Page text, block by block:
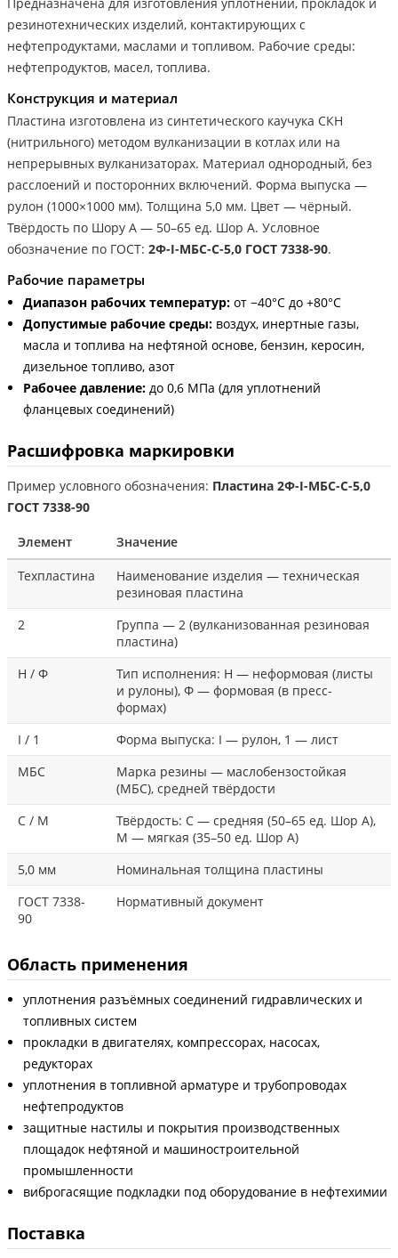
резинотехнических изделий, контактирующих с
нефтепродуктами, маслами и топливом. Рабочие среды:
нефтепродуктов, масел, топлива.
Конструкция и материал
Пластина изготовлена из синтетического каучука СКН
(нитрильного) методом вулканизации в котлах или на
непрерывных вулканизаторах. Материал однородный, без
расслоений и посторонних включений. Форма выпуска —
рулон (1000×1000 мм). Толщина 5,0 мм. Цвет — чёрный.
Твёрдость по Шору А — 50–65 ед. Шор А. Условное
обозначение по ГОСТ: 2Ф-I-МБС-С-5,0 ГОСТ 7338-90.
Рабочие параметры
Диапазон рабочих температур: от −40°С до +80°С
Допустимые рабочие среды: воздух, инертные газы,
масла и топлива на нефтяной основе, бензин, керосин,
дизельное топливо, азот
Рабочее давление: до 0,6 МПа (для уплотнений
фланцевых соединений)
Расшифровка маркировки
Пример условного обозначения: Пластина 2Ф-I-МБС-С-5,0
ГОСТ 7338-90
Элемент
Значение
Техпластина
Наименование изделия — техническая
резиновая пластина
2
Группа — 2 (вулканизованная резиновая
пластина)
Н / Ф
Тип исполнения: Н — неформовая (листы
и рулоны), Ф — формовая (в пресс-
формах)
I / 1
Форма выпуска: I — рулон, 1 — лист
МБС
Марка резины — маслобензостойкая
(МБС), средней твёрдости
С / М
Твёрдость: С — средняя (50–65 ед. Шор А),
М — мягкая (35–50 ед. Шор А)
5,0 мм
Номинальная толщина пластины
ГОСТ 7338-
90
Нормативный документ
Область применения
уплотнения разъёмных соединений гидравлических и
топливных систем
прокладки в двигателях, компрессорах, насосах,
редукторах
уплотнения в топливной арматуре и трубопроводах
нефтепродуктов
защитные настилы и покрытия производственных
площадок нефтяной и машиностроительной
промышленности
виброгасящие подкладки под оборудование в нефтехимии
Поставка